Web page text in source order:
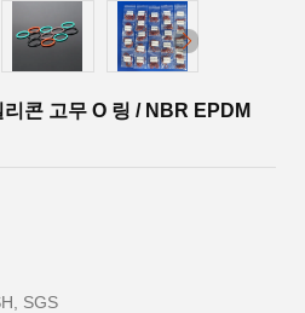
콘 고무 O 링 / NBR EPDM
SGS